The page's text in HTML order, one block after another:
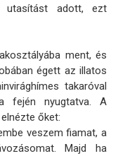
utasítást adott, ezt
ment, és
égett az illatos
takaróval
fején nyugtatva. A
őket:
veszem fiamat, a
Majd ha